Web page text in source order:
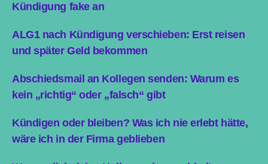
Kündigung fake an
ALG1 nach Kündigung verschieben: Erst reisen
und später Geld bekommen
Abschiedsmail an Kollegen senden: Warum es
kein „richtig“ oder „falsch“ gibt
Kündigen oder bleiben? Was ich nie erlebt hätte,
wäre ich in der Firma geblieben